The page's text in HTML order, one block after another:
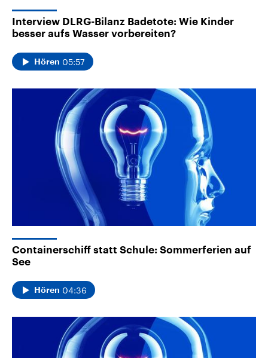
Interview DLRG-Bilanz Badetote: Wie Kinder
besser aufs Wasser vorbereiten?
Hören 05:57
Containerschiff statt Schule: Sommerferien auf
See
Hören 04:36